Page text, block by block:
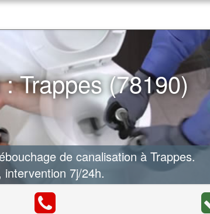
Trappes (78190)
de canalisation à Trappes.
7j/24h.